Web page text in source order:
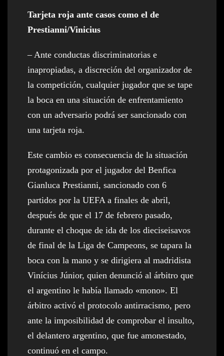
Tarjeta roja ante casos como el de
Prestianni/Vinicius
– Ante conductas discriminatorias e
inapropiadas, a discreción del organizador de
la competición, cualquier jugador que se tape
la boca en una situación de enfrentamiento
con un adversario podrá ser sancionado con
una tarjeta roja.
Este cambio es consecuencia de la situación
protagonizada por el jugador del Benfica
Gianluca Prestianni, sancionado con 6
partidos por la UEFA a finales de abril,
después de que el 17 de febrero pasado,
durante el choque de ida de los dieciseisavos
de final de la Liga de Campeons, se tapara la
boca con la mano y se dirigiera al madridista
Vinícius Júnior, quien denunció al árbitro que
el argentino le había llamado «mono». El
árbitro activó el protocolo antirracismo, pero
ante la imposibilidad de comprobar el insulto,
el delantero argentino, que fue amonestado,
continuó en el campo.